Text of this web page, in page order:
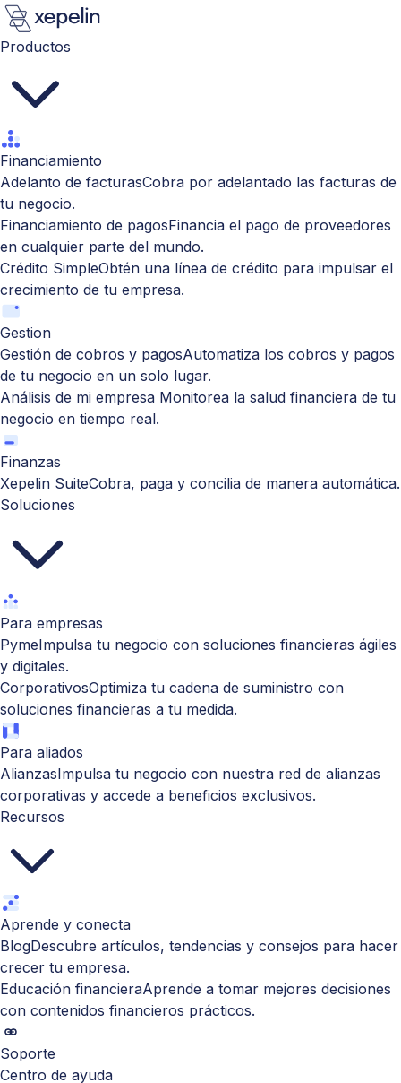
Productos
Financiamiento
Adelanto de facturasCobra por adelantado las facturas de
tu negocio.
Financiamiento de pagosFinancia el pago de proveedores
en cualquier parte del mundo.
Crédito SimpleObtén una línea de crédito para impulsar el
crecimiento de tu empresa.
Gestion
Gestión de cobros y pagosAutomatiza los cobros y pagos
de tu negocio en un solo lugar.
Análisis de mi empresa Monitorea la salud financiera de tu
negocio en tiempo real.
Finanzas
Xepelin SuiteCobra, paga y concilia de manera automática.
Soluciones
Para empresas
PymeImpulsa tu negocio con soluciones financieras ágiles
y digitales.
CorporativosOptimiza tu cadena de suministro con
soluciones financieras a tu medida.
Para aliados
AlianzasImpulsa tu negocio con nuestra red de alianzas
corporativas y accede a beneficios exclusivos.
Recursos
Aprende y conecta
BlogDescubre artículos, tendencias y consejos para hacer
crecer tu empresa.
Educación financieraAprende a tomar mejores decisiones
con contenidos financieros prácticos.
Soporte
Centro de ayuda